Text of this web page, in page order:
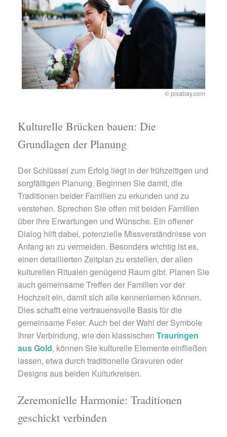
© pixabay.com
Kulturelle Brücken bauen: Die
Grundlagen der Planung
Der Schlüssel zum Erfolg liegt in der frühzeitigen und
sorgfältigen Planung. Beginnen Sie damit, die
Traditionen beider Familien zu erkunden und zu
verstehen. Sprechen Sie offen mit beiden Familien
über ihre Erwartungen und Wünsche. Ein offener
Dialog hilft dabei, potenzielle Missverständnisse von
Anfang an zu vermeiden. Besonders wichtig ist es,
einen detaillierten Zeitplan zu erstellen, der allen
kulturellen Ritualen genügend Raum gibt. Planen Sie
auch gemeinsame Treffen der Familien vor der
Hochzeit ein, damit sich alle kennenlernen können.
Dies schafft eine vertrauensvolle Basis für die
gemeinsame Feier. Auch bei der Wahl der Symbole
Ihrer Verbindung, wie den klassischen Trauringen
aus Gold, können Sie kulturelle Elemente einfließen
lassen, etwa durch traditionelle Gravuren oder
Designs aus beiden Kulturkreisen.
Zeremonielle Harmonie: Traditionen
geschickt verbinden